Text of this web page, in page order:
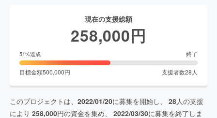
現在の支援総額
258,000円
51%達成 終了
目標金額500,000円 支援者数28 人
このプロジェクトは、 2022/01/20に募集を開始し、 28人の支援
により 258,000円の資金を集め、 2022/03/30に募集を終了しま